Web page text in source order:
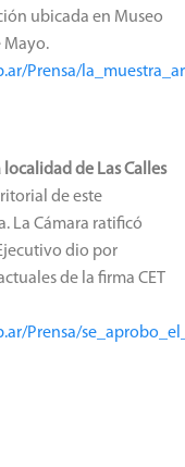
ubicada en Museo
Mayo.
Prensa/
de Las Calles
de este
La Cámara ratificó
dio por
de la firma CET
Prensa/